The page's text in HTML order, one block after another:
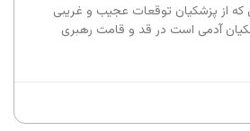
از پزشکیان توقعات عجیب و غریبی
آدمی است در قد و قامت رهبری